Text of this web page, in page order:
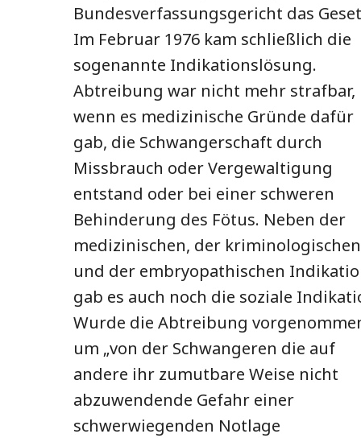
Bundesverfassungsgericht das
Im Februar 1976 kam schließlich die
sogenannte Indikationslösung.
Abtreibung war nicht mehr strafbar,
wenn es medizinische Gründe dafür
gab, die Schwangerschaft durch
Missbrauch oder Vergewaltigung
entstand oder bei einer schweren
Behinderung des Fötus. Neben der
medizinischen, der kriminologischen
und der embryopathischen
gab es auch noch die soziale
Wurde die Abtreibung
um „von der Schwangeren die auf
andere ihr zumutbare Weise nicht
abzuwendende Gefahr einer
schwerwiegenden Notlage